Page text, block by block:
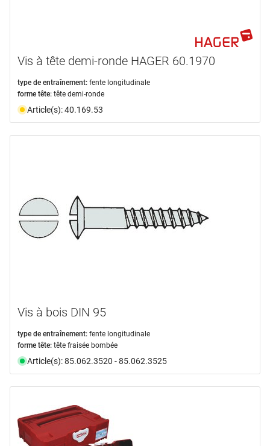
Vis à tête demi-ronde HAGER 60.1970
type de entraînement: fente longitudinale
forme tête: tête demi-ronde
Article(s): 40.169.53
Vis à bois DIN 95
type de entraînement: fente longitudinale
forme tête: tête fraisée bombée
Article(s): 85.062.3520 - 85.062.3525